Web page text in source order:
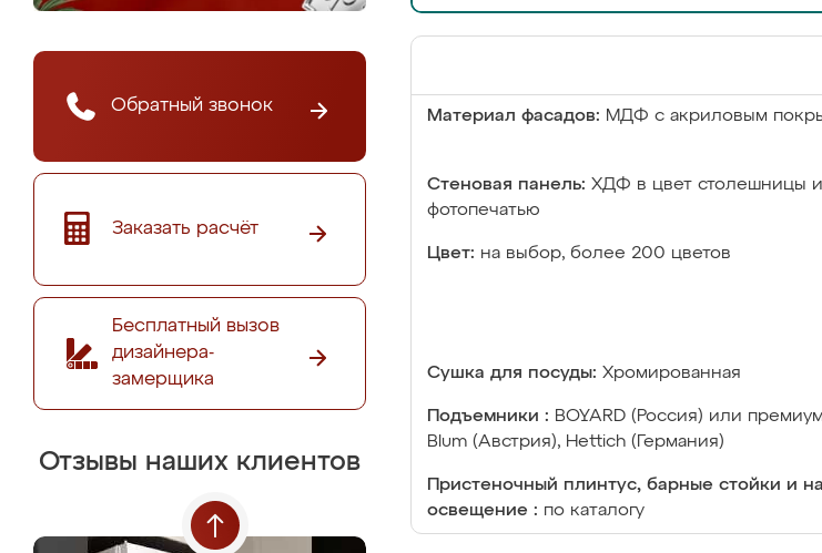
Обратный звонок
Заказать расчёт
Бесплатный вызов
дизайнера-
замерщика
Отзывы наших клиентов
Материал фасадов: МДФ с акриловым
Стеновая панель: ХДФ в цвет столешницы
фотопечатью
Цвет: на выбор, более 200 цветов
Сушка для посуды: Хромированная
Подъемники : BOYARD (Россия) или
Blum (Австрия), Hettich (Германия)
Пристеночный плинтус, барные стойки и
освещение : по каталогу